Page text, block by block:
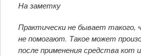
На заметку
Практически не бывает такого,
не помогают. Такое может
после применения средства кот